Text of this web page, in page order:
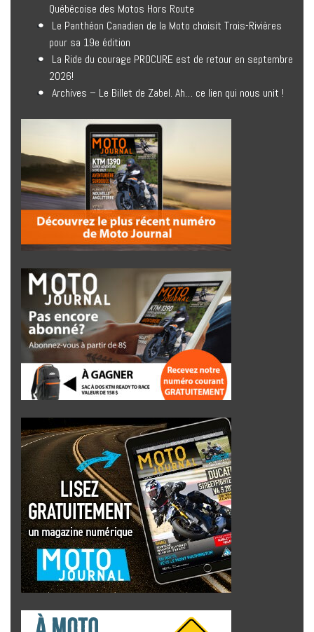
Québécoise des Motos Hors Route
Le Panthéon Canadien de la Moto choisit Trois-Rivières
pour sa 19e édition
La Ride du courage PROCURE est de retour en septembre
2026!
Archives – Le Billet de Zabel. Ah… ce lien qui nous unit !